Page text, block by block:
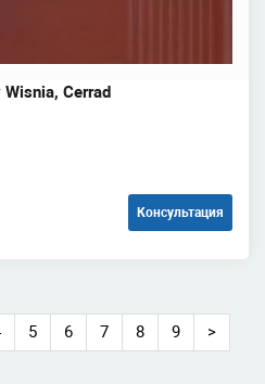
Cerrad
Консультация
5 6 7 8 9
>